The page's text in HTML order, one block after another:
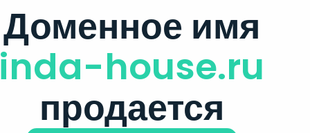
Доменное имя
inda-house.ru
продается